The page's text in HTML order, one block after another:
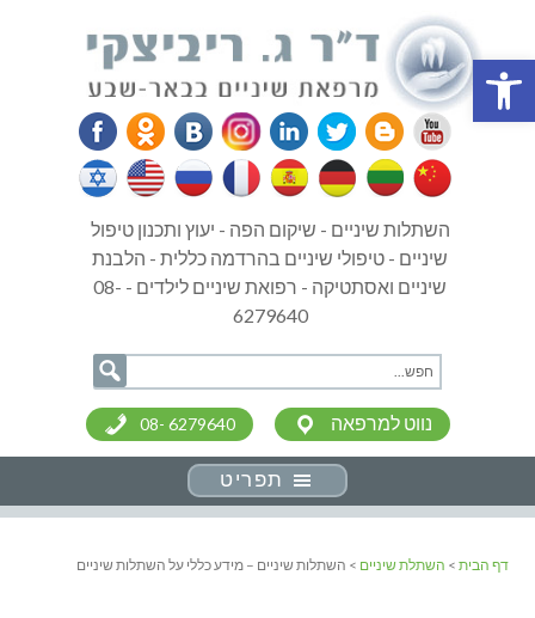
פתח סרגל נגישות
השתלות שיניים - שיקום הפה - יעוץ ותכנון טיפול
שיניים - טיפולי שיניים בהרדמה כללית - הלבנת
שיניים ואסתטיקה - רפואת שיניים לילדים - 08-
6279640
08- 6279640 נווט למרפאה
תפריט
דף הבית > השתלת שיניים > השתלות שיניים – מידע כללי על השתלות שיניים